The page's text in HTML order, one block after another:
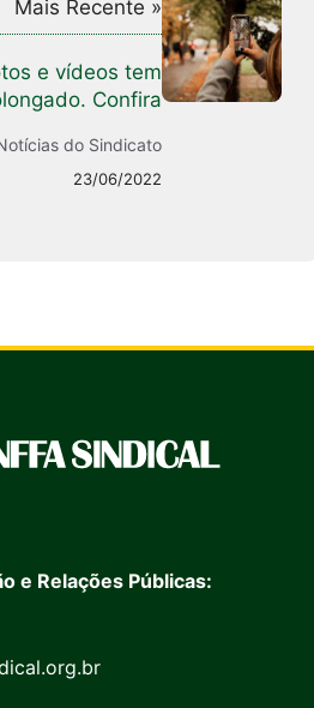
Mais Recente »
e vídeos tem
Confira
do Sindicato
23/06/2022
e Relações Públicas: